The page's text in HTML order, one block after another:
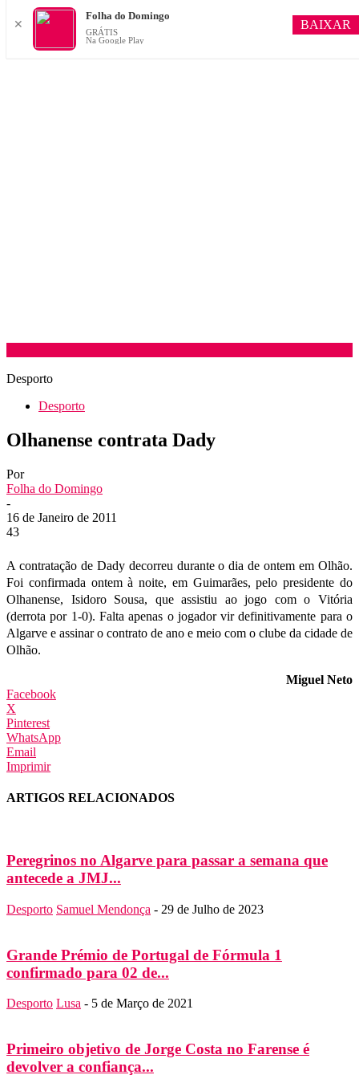
Desporto
Desporto
Olhanense contrata Dady
Por
Folha do Domingo
-
16 de Janeiro de 2011
43
A contratação de Dady decorreu durante o dia de ontem em Olhão.
Foi confirmada ontem à noite, em Guimarães, pelo presidente do
Olhanense, Isidoro Sousa, que assistiu ao jogo com o Vitória
(derrota por 1-0). Falta apenas o jogador vir definitivamente para o
Algarve e assinar o contrato de ano e meio com o clube da cidade de
Olhão.
Miguel Neto
Facebook
X
Pinterest
WhatsApp
Email
Imprimir
ARTIGOS RELACIONADOS
Peregrinos no Algarve para passar a semana que
antecede a JMJ...
Desporto Samuel Mendonça - 29 de Julho de 2023
Grande Prémio de Portugal de Fórmula 1
confirmado para 02 de...
Desporto Lusa - 5 de Março de 2021
Primeiro objetivo de Jorge Costa no Farense é
devolver a confiança...
✕
Folha do Domingo
GRÁTIS
Na Google Play
BAIXAR